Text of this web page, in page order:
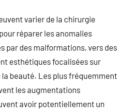
varier de la chirurgie
réparer les anomalies
par des malformations, vers des
esthétiques focalisées sur
la beauté. Les plus fréquemment
les augmentations
avoir potentiellement un